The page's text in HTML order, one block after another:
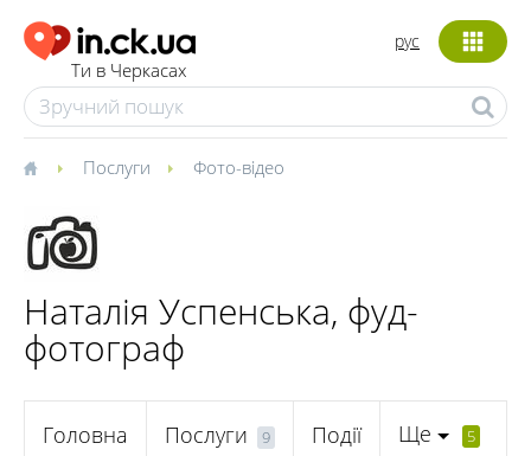
Ти в Черкасах
рус
Послуги Фото-відео
Наталія Успенська, фуд-
фотограф
Головна Послуги 9 Події Ще 5